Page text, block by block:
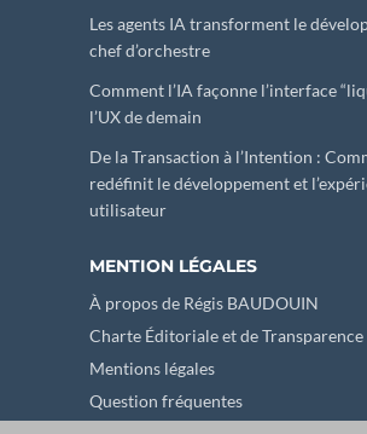
Les agents IA transforment le
chef d’orchestre
Comment l’IA façonne l’interface
l’UX de demain
De la Transaction à l’Intention :
redéfinit le développement et
utilisateur
MENTION LÉGALES
À propos de Régis BAUDOUIN
Charte Éditoriale et de Transparence
Mentions légales
Question fréquentes